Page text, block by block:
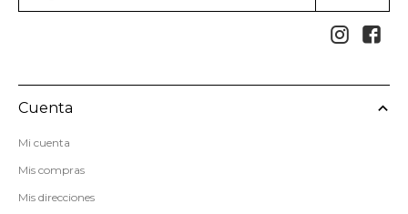
 
Cuenta
Mi cuenta
Mis compras
Mis direcciones